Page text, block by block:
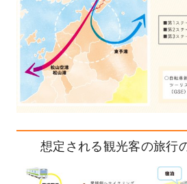
想定される観光客の旅行